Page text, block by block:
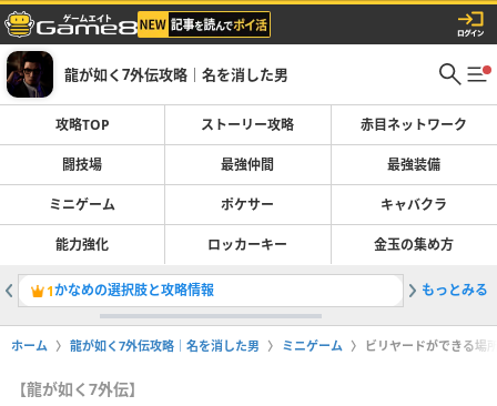
龍が如く7外伝攻略｜名を消した男
攻略TOP ストーリー攻略 赤目ネットワーク
闘技場 最強仲間 最強装備
ミニゲーム ポケサー キャバクラ
能力強化 ロッカーキー 金玉の集め方
1かなめの選択肢と攻略情報 2亜門の
もっとみる
ホーム 龍が如く7外伝攻略｜名を消した男 ミニゲーム ビリヤードができる場
【龍が如く7外伝】